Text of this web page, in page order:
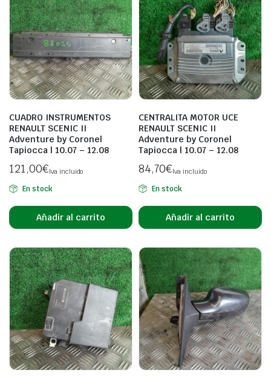
CUADRO INSTRUMENTOS
RENAULT SCENIC II
Adventure by Coronel
Tapiocca | 10.07 – 12.08
121,00€Iva incluido
En stock
Añadir al carrito
CENTRALITA MOTOR UCE
RENAULT SCENIC II
Adventure by Coronel
Tapiocca | 10.07 – 12.08
84,70€Iva incluido
En stock
Añadir al carrito